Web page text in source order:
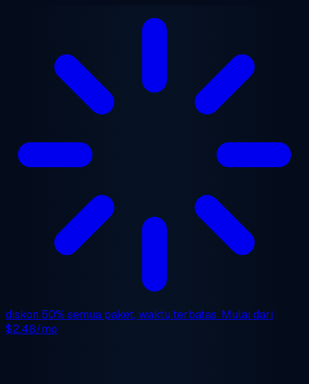
diskon 50% semua paket, waktu terbatas. Mulai dari
$2.48/mo